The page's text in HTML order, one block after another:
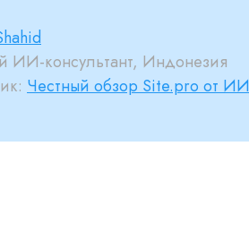
ИИ-консультант, Индонезия
Честный обзор Site.pro от